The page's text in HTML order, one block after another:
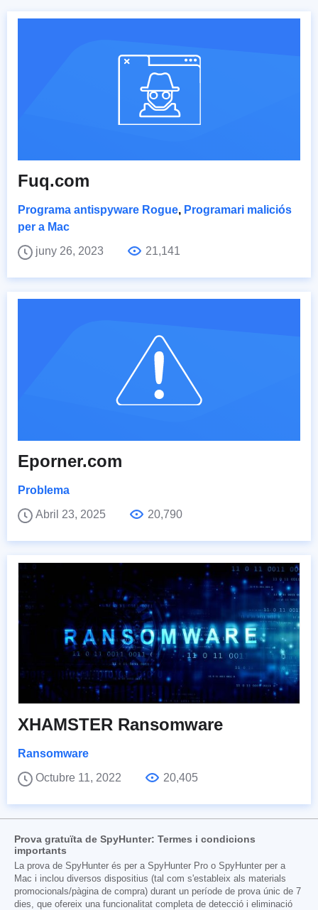
Fuq.com
Programa antispyware Rogue, Programari maliciós
per a Mac
juny 26, 2023
21,141
Eporner.com
Problema
Abril 23, 2025
20,790
XHAMSTER Ransomware
Ransomware
Octubre 11, 2022
20,405
Prova gratuïta de SpyHunter: Termes i condicions
importants
La prova de SpyHunter és per a SpyHunter Pro o SpyHunter per a
Mac i inclou diversos dispositius (tal com s'estableix als materials
promocionals/pàgina de compra) durant un període de prova únic de 7
dies, que ofereix una funcionalitat completa de detecció i eliminació